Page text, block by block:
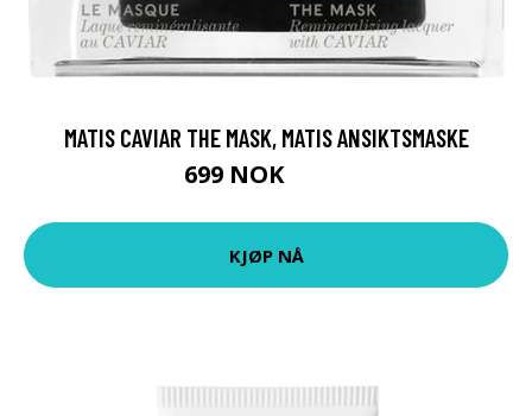
MATIS CAVIAR THE MASK, MATIS ANSIKTSMASKE
699 NOK
KJØP NÅ